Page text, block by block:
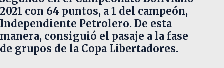
2021 con 64 puntos, a 1 del campeón,
Independiente Petrolero. De esta
manera, consiguió el pasaje a la fase
de grupos de la Copa Libertadores.